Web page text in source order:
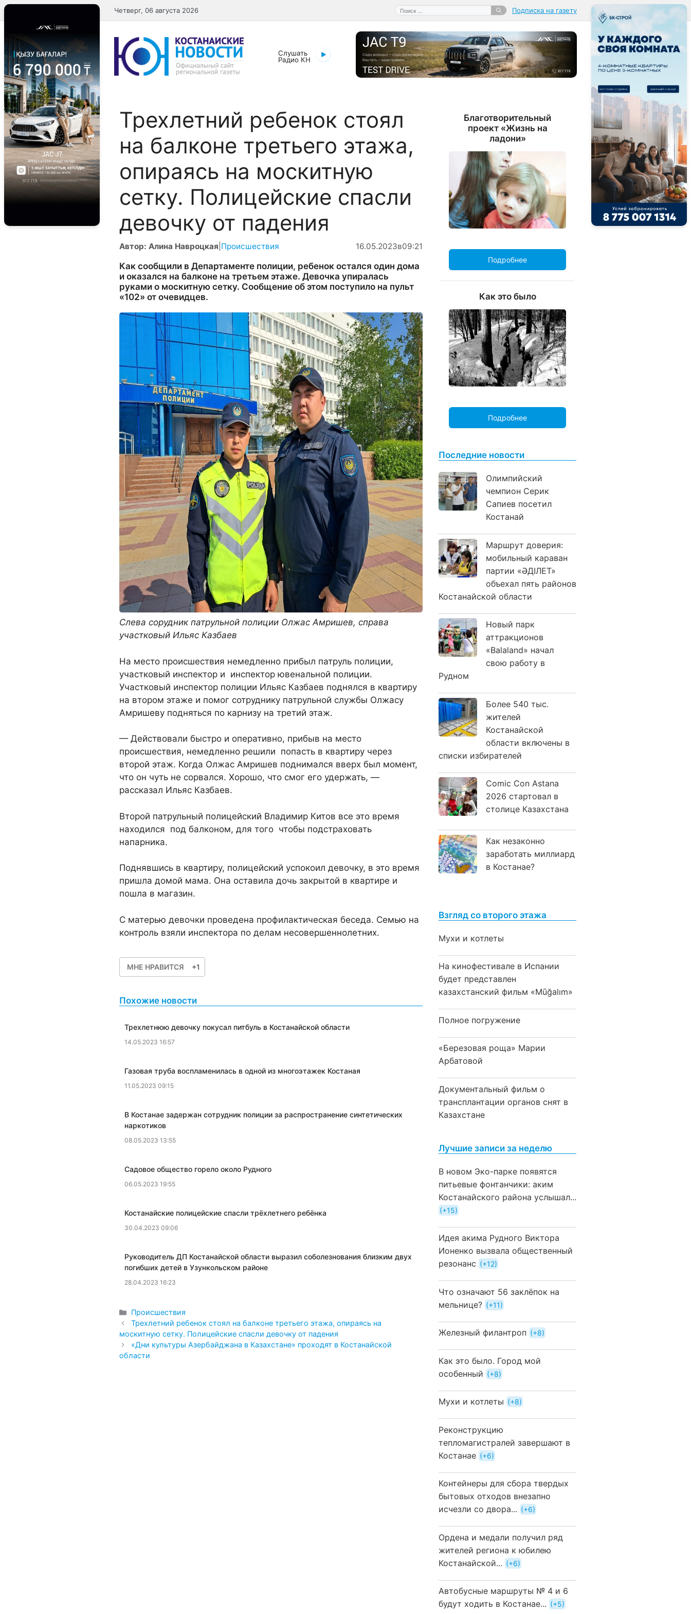
Перейти
к
содержимому
Поиск:
Четверг, 06 августа 2026 Подписка на газету
Слушать
Радио КН
Трехлетний ребенок стоял
на балконе третьего этажа,
опираясь на москитную
сетку. Полицейские спасли
девочку от падения
Автор: Алина Навроцкая Происшествия 16.05.2023в09:21
Как сообщили в Департаменте полиции, ребенок остался один дома
и оказался на балконе на третьем этаже. Девочка упиралась
руками о москитную сетку. Сообщение об этом поступило на пульт
«102» от очевидцев.
Слева сорудник патрульной полиции Олжас Амришев, справа
участковый Ильяс Казбаев
На место происшествия немедленно прибыл патруль полиции,
участковый инспектор и инспектор ювенальной полиции.
Участковый инспектор полиции Ильяс Казбаев поднялся в квартиру
на втором этаже и помог сотруднику патрульной службы Олжасу
Амришеву подняться по карнизу на третий этаж.
— Действовали быстро и оперативно, прибыв на место
происшествия, немедленно решили попасть в квартиру через
второй этаж. Когда Олжас Амришев поднимался вверх был момент,
что он чуть не сорвался. Хорошо, что смог его удержать, —
рассказал Ильяс Казбаев.
Второй патрульный полицейский Владимир Китов все это время
находился под балконом, для того чтобы подстраховать
напарника.
Поднявшись в квартиру, полицейский успокоил девочку, в это время
пришла домой мама. Она оставила дочь закрытой в квартире и
пошла в магазин.
С матерью девочки проведена профилактическая беседа. Семью на
контроль взяли инспектора по делам несовершеннолетних.
МНЕ НРАВИТСЯ +1
Похожие новости
​Трехлетнюю девочку покусал питбуль в Костанайской области
14.05.2023 16:57
​Газовая труба воспламенилась в одной из многоэтажек Костаная
11.05.2023 09:15
В Костанае задержан сотрудник полиции за распространение синтетических
наркотиков
08.05.2023 13:55
Садовое общество горело около Рудного
06.05.2023 19:55
Костанайские полицейские спасли трёхлетнего ребёнка
30.04.2023 09:06
Руководитель ДП Костанайской области выразил соболезнования близким двух
погибших детей в Узункольском районе
28.04.2023 16:23
Рубрики
Происшествия
Трехлетний ребенок стоял на балконе третьего этажа, опираясь на
москитную сетку. Полицейские спасли девочку от падения
«Дни культуры Азербайджана в Казахстане» проходят в Костанайской
области
Благотворительный
проект «Жизнь на
ладони»
Подробнее
Как это было
Подробнее
Последние новости
Олимпийский
чемпион Серик
Сапиев посетил
Костанай
Маршрут доверия:
мобильный караван
партии «ӘДІЛЕТ»
объехал пять районов
Костанайской области
Новый парк
аттракционов
«Balaland» начал
свою работу в
Рудном
Более 540 тыс.
жителей
Костанайской
области включены в
списки избирателей
Comic Con Astana
2026 стартовал в
столице Казахстана
Как незаконно
заработать миллиард
в Костанае?
Взгляд со второго этажа
Мухи и котлеты
На кинофестивале в Испании
будет представлен
казахстанский фильм «Mūğalım»
Полное погружение
«Березовая роща» Марии
Арбатовой
Документальный фильм о
трансплантации органов снят в
Казахстане
Лучшие записи за неделю
В новом Эко-парке появятся
питьевые фонтанчики: аким
Костанайского района услышал...
+15
Идея акима Рудного Виктора
Ионенко вызвала общественный
резонанс
+12
Что означают 56 заклёпок на
мельнице?
+11
Железный филантроп +8
Как это было. Город мой
особенный
+8
Мухи и котлеты +8
Реконструкцию
тепломагистралей завершают в
Костанае
+6
Контейнеры для сбора твердых
бытовых отходов внезапно
исчезли со двора...
+6
Ордена и медали получил ряд
жителей региона к юбилею
Костанайской...
+6
Автобусные маршруты № 4 и 6
будут ходить в Костанае...
+5